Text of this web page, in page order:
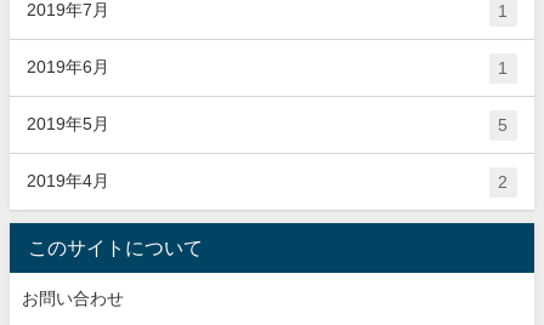
2019年7月 1
2019年6月 1
2019年5月 5
2019年4月 2
このサイトについて
お問い合わせ